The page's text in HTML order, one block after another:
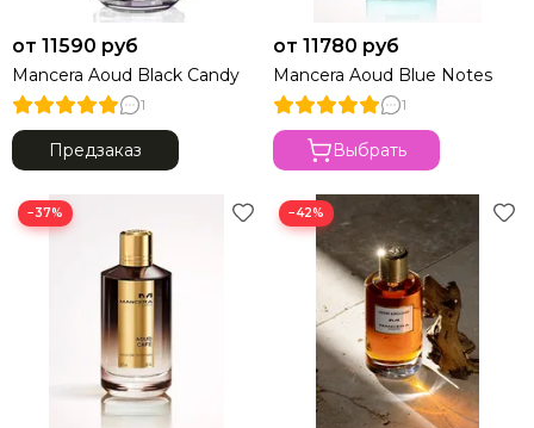
от 11590 руб
Mancera Aoud Black Candy
1
Предзаказ
от 11780 руб
Mancera Aoud Blue Notes
1
Выбрать
−37% −42%